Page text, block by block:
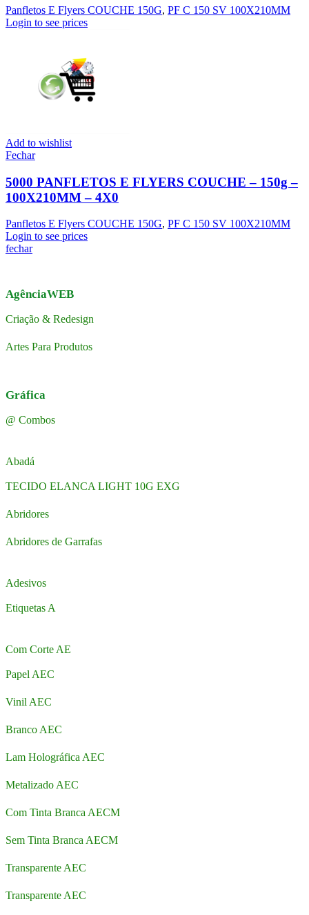
Panfletos E Flyers COUCHE 150G, PF C 150 SV 100X210MM
Login to see prices
Add to wishlist
Fechar
5000 PANFLETOS E FLYERS COUCHE – 150g –
100X210MM – 4X0
Panfletos E Flyers COUCHE 150G, PF C 150 SV 100X210MM
Login to see prices
fechar
AgênciaWEB
Criação & Redesign
Artes Para Produtos
Gráfica
@ Combos
Abadá
TECIDO ELANCA LIGHT 10G EXG
Abridores
Abridores de Garrafas
Adesivos
Etiquetas A
Com Corte AE
Papel AEC
Vinil AEC
Branco AEC
Lam Holográfica AEC
Metalizado AEC
Com Tinta Branca AECM
Sem Tinta Branca AECM
Transparente AEC
Transparente AEC